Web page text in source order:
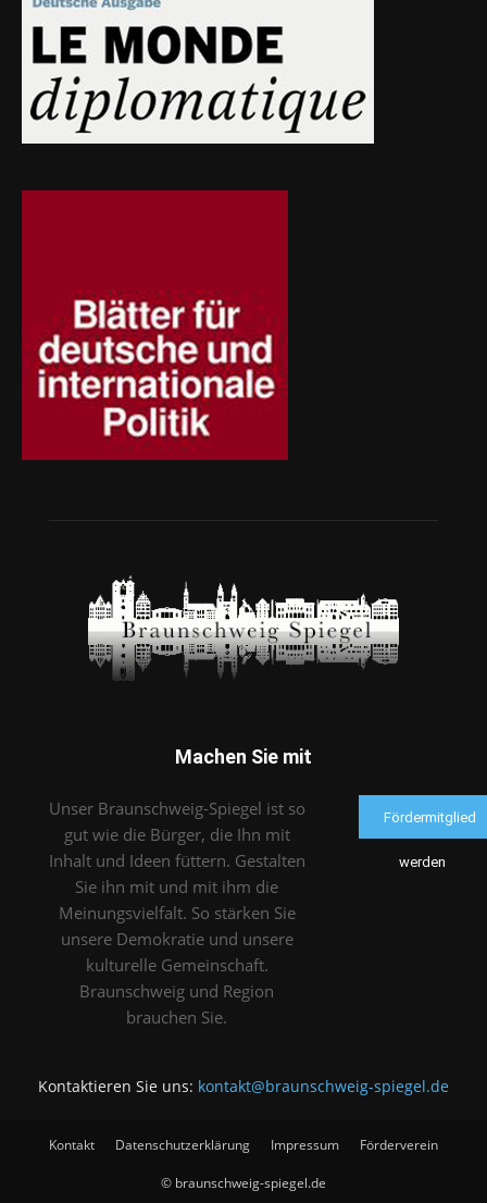
Machen Sie mit
Unser Braunschweig-Spiegel ist so
gut wie die Bürger, die Ihn mit
Inhalt und Ideen füttern. Gestalten
Sie ihn mit und mit ihm die
Meinungsvielfalt. So stärken Sie
unsere Demokratie und unsere
kulturelle Gemeinschaft.
Braunschweig und Region
brauchen Sie.
Fördermitglied
werden
Kontaktieren Sie uns: kontakt@braunschweig-spiegel.de
Kontakt Datenschutzerklärung Impressum Förderverein
© braunschweig-spiegel.de